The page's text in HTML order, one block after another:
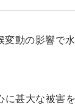
変動の影響で
に甚大な被害